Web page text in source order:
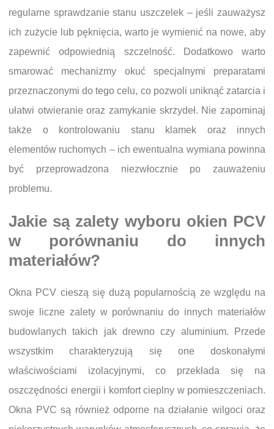
regularne sprawdzanie stanu uszczelek – jeśli zauważysz
ich zużycie lub pęknięcia, warto je wymienić na nowe, aby
zapewnić odpowiednią szczelność. Dodatkowo warto
smarować mechanizmy okuć specjalnymi preparatami
przeznaczonymi do tego celu, co pozwoli uniknąć zatarcia i
ułatwi otwieranie oraz zamykanie skrzydeł. Nie zapominaj
także o kontrolowaniu stanu klamek oraz innych
elementów ruchomych – ich ewentualna wymiana powinna
być przeprowadzona niezwłocznie po zauważeniu
problemu.
Jakie są zalety wyboru okien PCV
w porównaniu do innych
materiałów?
Okna PCV cieszą się dużą popularnością ze względu na
swoje liczne zalety w porównaniu do innych materiałów
budowlanych takich jak drewno czy aluminium. Przede
wszystkim charakteryzują się one doskonałymi
właściwościami izolacyjnymi, co przekłada się na
oszczędności energii i komfort cieplny w pomieszczeniach.
Okna PVC są również odporne na działanie wilgoci oraz